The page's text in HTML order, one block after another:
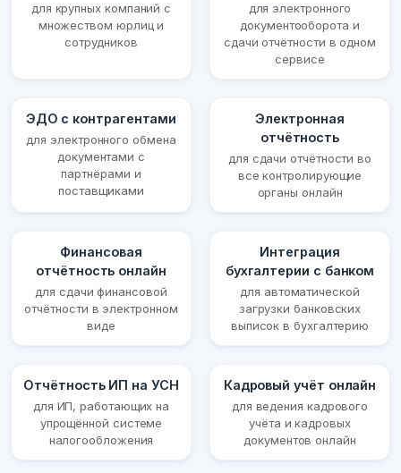
для крупных компаний с
множеством юрлиц и
сотрудников
для электронного
документооборота и
сдачи отчётности в одном
сервисе
ЭДО с контрагентами
для электронного обмена
документами с
партнёрами и
поставщиками
Электронная
отчётность
для сдачи отчётности во
все контролирующие
органы онлайн
Финансовая
отчётность онлайн
для сдачи финансовой
отчётности в электронном
виде
Интеграция
бухгалтерии с банком
для автоматической
загрузки банковских
выписок в бухгалтерию
Отчётность ИП на УСН
для ИП, работающих на
упрощённой системе
налогообложения
Кадровый учёт онлайн
для ведения кадрового
учёта и кадровых
документов онлайн